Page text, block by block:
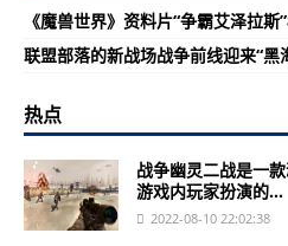
《魔兽世界》资料片“争霸艾泽拉
联盟部落的新战场战争前线迎来“黑
热点
战争幽灵二战是一
游戏内玩家扮演的...
2022-08-10 22:02:38